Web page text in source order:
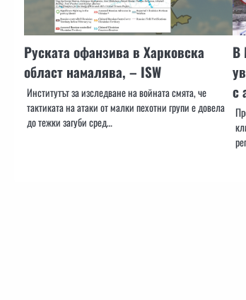
Руската офанзива в Харковска
област намалява, – ISW
Институтът за изследване на войната смята, че
тактиката на атаки от малки пехотни групи е довела
до тежки загуби сред…
В
с